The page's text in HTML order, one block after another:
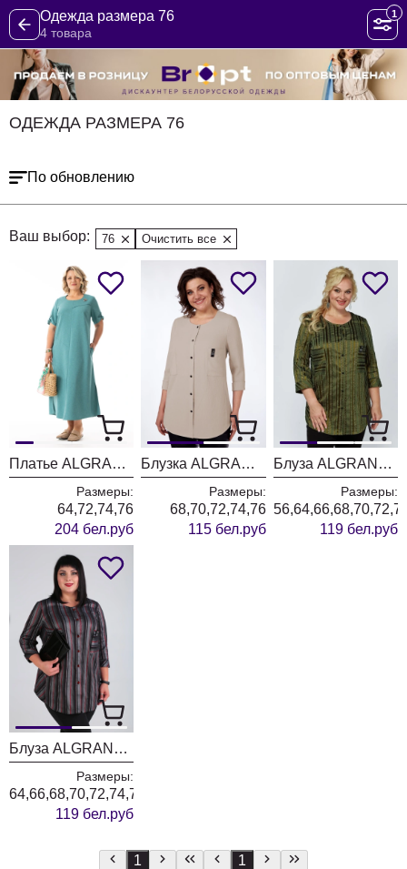
Одежда размера 76
4 товара
1
ОДЕЖДА РАЗМЕРА 76
По обновлению
Ваш выбор: 76 Очистить все
Платье ALGRANDA (Новелла Шарм) 4160
Размеры:
64,72,74,76
204 бел.руб
Блузка ALGRANDA (Новелла Шарм) 3936-2-2
Размеры:
68,70,72,74,76
115 бел.руб
Блуза ALGRANDA (Новелла Шарм) 4001-4
Размеры:
119 бел.руб
Блуза ALGRANDA (Новелла Шарм) 4001
Размеры:
64,66,68,70,72,74,76
119 бел.руб
1 1